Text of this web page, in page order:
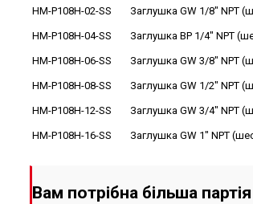
HM-P108H-02-SS
Заглушка GW 1/8" NPT
HM-P108H-04-SS
Заглушка ВР 1/4" NPT
HM-P108H-06-SS
Заглушка GW 3/8" NPT
HM-P108H-08-SS
Заглушка GW 1/2" NPT
HM-P108H-12-SS
Заглушка GW 3/4" NPT
HM-P108H-16-SS
Заглушка GW 1" NPT
Вам потрібна більша